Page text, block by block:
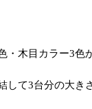
・木目カラー3色
して3台分の大き